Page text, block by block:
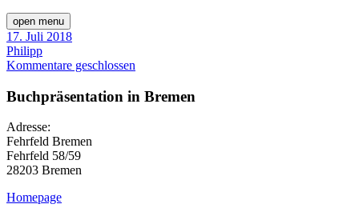
open menu
17. Juli 2018
Philipp
Kommentare geschlossen
Buchpräsentation in Bremen
Adresse:
Fehrfeld Bremen
Fehrfeld 58/59
28203 Bremen
Homepage